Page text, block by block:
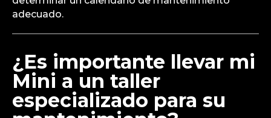
adecuado.
¿Es importante llevar mi
Mini a un taller
especializado para su